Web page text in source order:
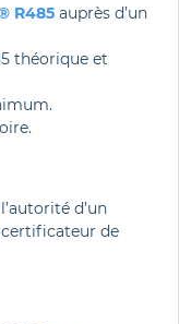
R485 auprès d’un
théorique et
d’un
de